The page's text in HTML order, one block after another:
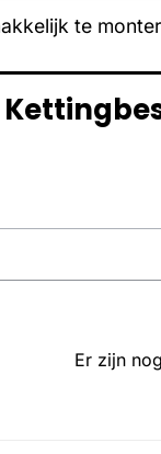
te
Er zijn